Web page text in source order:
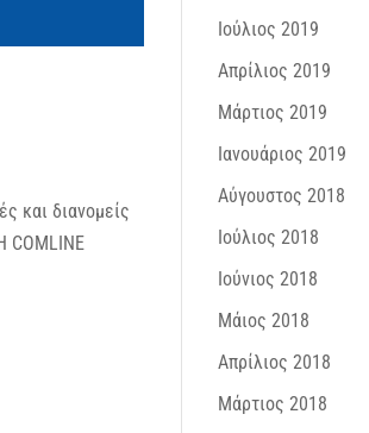
και διανομείς
COMLINE
Ιούλιος 2019
Απρίλιος 2019
Μάρτιος 2019
Ιανουάριος 2019
Αύγουστος 2018
Ιούλιος 2018
Ιούνιος 2018
Μάιος 2018
Απρίλιος 2018
Μάρτιος 2018